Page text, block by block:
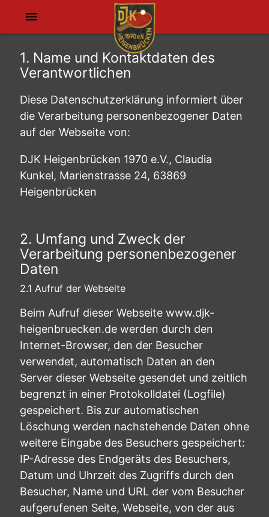
menu
1. Name und Kontaktdaten des
Verantwortlichen
Diese Datenschutzerklärung informiert über
die Verarbeitung personenbezogener Daten
auf der Webseite von:
DJK Heigenbrücken 1970 e.V., Claudia
Kunkel, Marienstrasse 24, 63869
Heigenbrücken
2. Umfang und Zweck der
Verarbeitung personenbezogener
Daten
2.1 Aufruf der Webseite
Beim Aufruf dieser Webseite www.djk-
heigenbruecken.de werden durch den
Internet-Browser, den der Besucher
verwendet, automatisch Daten an den
Server dieser Webseite gesendet und zeitlich
begrenzt in einer Protokolldatei (Logfile)
gespeichert. Bis zur automatischen
Löschung werden nachstehende Daten ohne
weitere Eingabe des Besuchers gespeichert:
IP-Adresse des Endgeräts des Besuchers,
Datum und Uhrzeit des Zugriffs durch den
Besucher, Name und URL der vom Besucher
aufgerufenen Seite, Webseite, von der aus